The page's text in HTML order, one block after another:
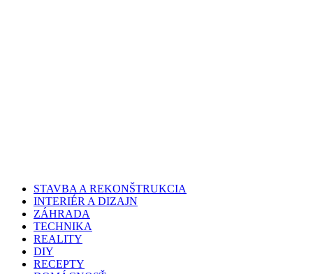
STAVBA A REKONŠTRUKCIA
INTERIÉR A DIZAJN
ZÁHRADA
TECHNIKA
REALITY
DIY
RECEPTY